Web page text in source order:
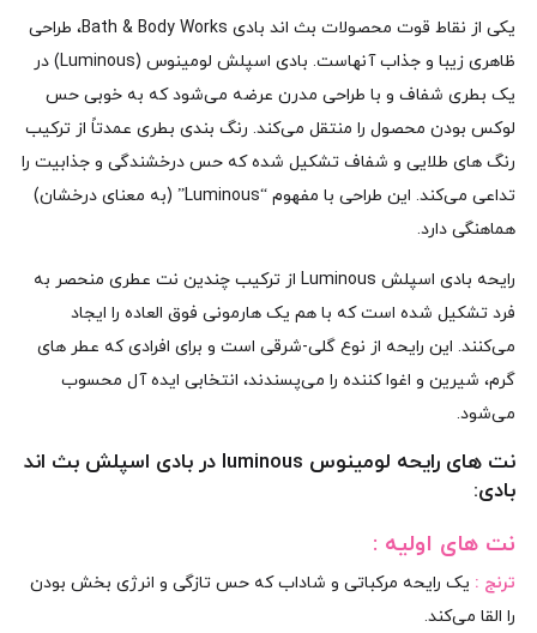
یکی از نقاط قوت محصولات بث اند بادی Bath & Body Works، طراحی
ظاهری زیبا و جذاب آنهاست. بادی اسپلش لومینوس (Luminous) در
یک بطری شفاف و با طراحی مدرن عرضه می‌شود که به‌ خوبی حس
لوکس بودن محصول را منتقل می‌کند. رنگ‌ بندی بطری عمدتاً از ترکیب
رنگ‌ های طلایی و شفاف تشکیل شده که حس درخشندگی و جذابیت را
تداعی می‌کند. این طراحی با مفهوم “Luminous” (به معنای درخشان)
هماهنگی دارد.
رایحه بادی اسپلش Luminous از ترکیب چندین نت عطری منحصر به‌
فرد تشکیل شده است که با هم یک هارمونی فوق‌ العاده را ایجاد
می‌کنند. این رایحه از نوع گلی-شرقی است و برای افرادی که عطر های
گرم، شیرین و اغوا کننده را می‌پسندند، انتخابی ایده‌ آل محسوب
می‌شود.
نت‌ های رایحه لومینوس luminous در بادی اسپلش بث اند
بادی:
نت‌ های اولیه :
ترنج : یک رایحه مرکباتی و شاداب که حس تازگی و انرژی‌ بخش بودن
را القا می‌کند.